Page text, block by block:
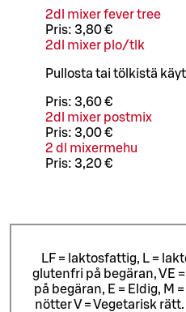
2dl mixer fever tree
Pris: 3,80 €
2dl mixer plo/tlk
Pullosta tai tölkistä
Pris: 3,60 €
2dl mixer postmix
Pris: 3,00 €
2 dl mixermehu
Pris: 3,20 €
LF = laktosfattig, L =
glutenfri på begäran, VE
på begäran, E = Eldig, M
nötter V = Vegetarisk